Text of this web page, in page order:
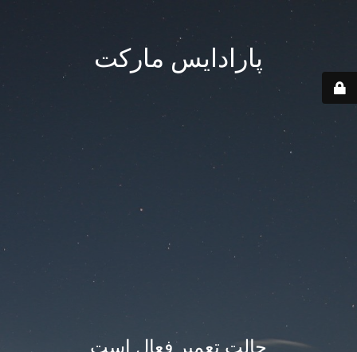
پارادایس مارکت
حالت تعمیر فعال است